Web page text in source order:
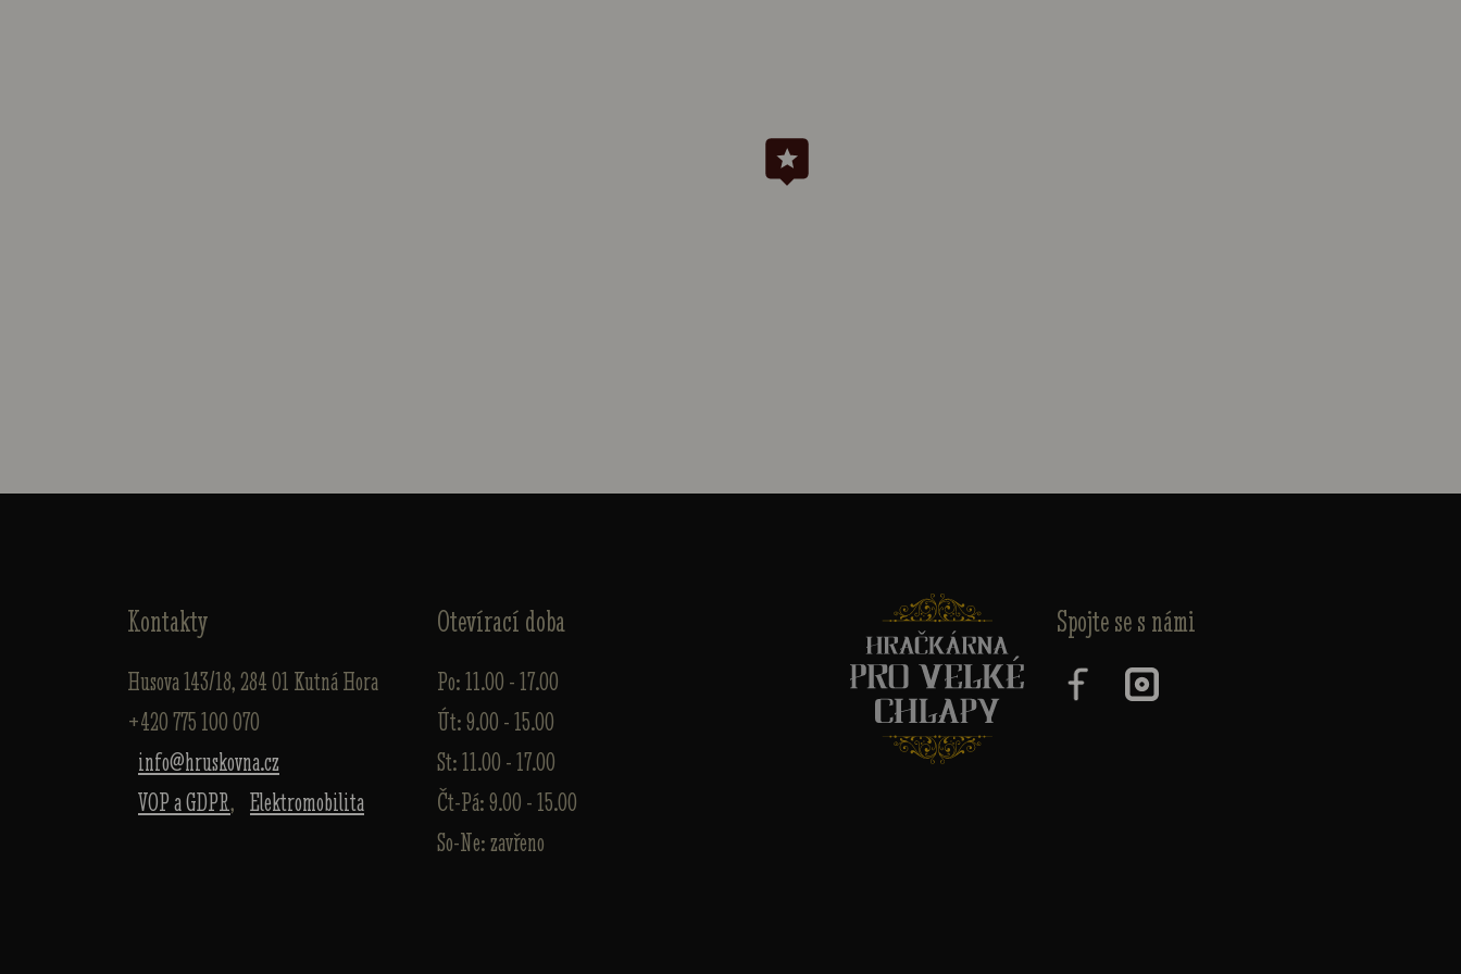
Kontakty
Husova 143/18, 284 01 Kutná Hora
+420 775 100 070
info@hruskovna.cz
VOP a GDPR, Elektromobilita
Otevírací doba
Po: 11.00 - 17.00
Út: 9.00 - 15.00
St: 11.00 - 17.00
Čt-Pá: 9.00 - 15.00
So-Ne: zavřeno
Spojte se s námi